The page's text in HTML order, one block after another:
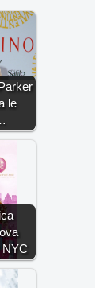
le
NYC